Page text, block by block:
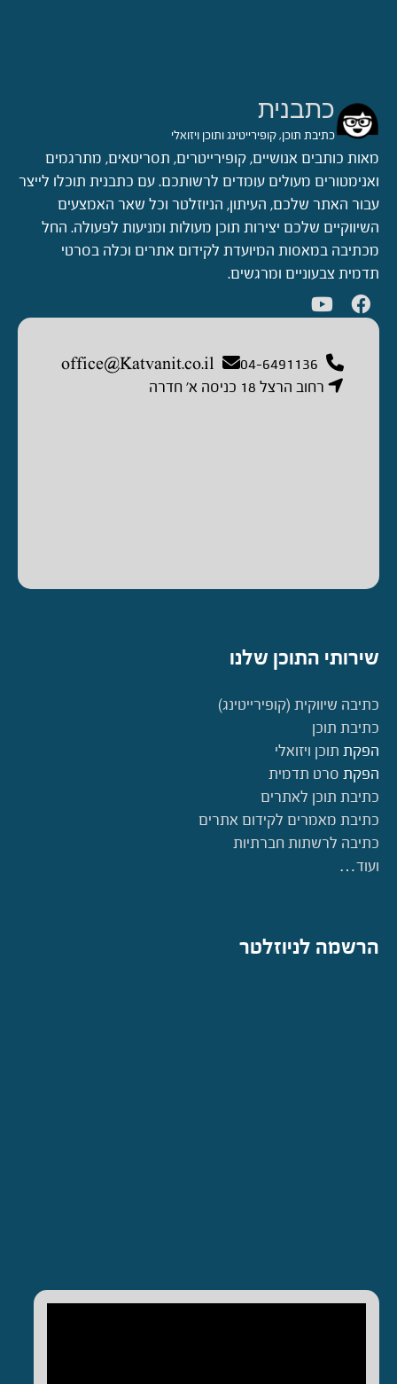
כתבנית
כתיבת תוכן, קופירייטינג ותוכן ויזואלי
מאות כותבים אנושיים, קופירייטרים, תסריטאים, מתרגמים
ואנימטורים מעולים עומדים לרשותכם. עם כתבנית תוכלו לייצר
עבור האתר שלכם, העיתון, הניוזלטר וכל שאר האמצעים
השיווקיים שלכם יצירות תוכן מעולות ומניעות לפעולה. החל
מכתיבה במאסות המיועדת לקידום אתרים וכלה בסרטי
תדמית צבעוניים ומרגשים.
04-6491136
office@Katvanit.co.il
רחוב הרצל 18 כניסה א’ חדרה
שירותי התוכן שלנו
כתיבה שיווקית (קופירייטינג)
כתיבת תוכן
הפקת תוכן ויזואלי
הפקת סרט תדמית
כתיבת תוכן לאתרים
כתיבת מאמרים לקידום אתרים
כתיבה לרשתות חברתיות
ועוד…
הרשמה לניוזלטר